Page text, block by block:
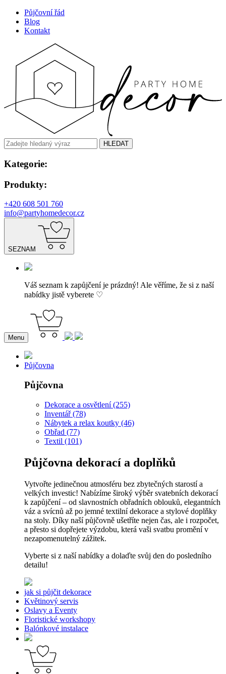
Půjčovní řád
Blog
Kontakt
HLEDAT
Kategorie:
Produkty:
+420 608 501 760
info@partyhomedecor.cz
SEZNAM
Váš seznam k zapůjčení je prázdný! Ale věříme, že si z naší
nabídky jistě vyberete ♡
Menu
Půjčovna
Půjčovna
Dekorace a osvětlení (255)
Inventář (78)
Nábytek a relax koutky (46)
Obřad (77)
Textil (101)
Půjčovna dekorací a doplňků
Vytvořte jedinečnou atmosféru bez zbytečných starostí a
velkých investic! Nabízíme široký výběr svatebních dekorací
k zapůjčení – od slavnostních obřadních oblouků, elegantních
váz a svícnů až po jemné textilní dekorace a stylové doplňky
na stoly. Díky naší půjčovně ušetříte nejen čas, ale i rozpočet,
a přesto si dopřejete výzdobu, která vaši svatbu promění v
nezapomenutelný zážitek.
Vyberte si z naší nabídky a dolaďte svůj den do posledního
detailu!
jak si půjčit dekorace
Květinový servis
Oslavy a Eventy
Floristické workshopy
Balónkové instalace